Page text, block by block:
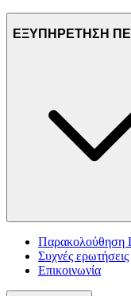
ΕΞΥΠΗΡΕΤΗΣΗ
Παρακολούθηση
Συχνές ερωτήσεις
Επικοινωνία